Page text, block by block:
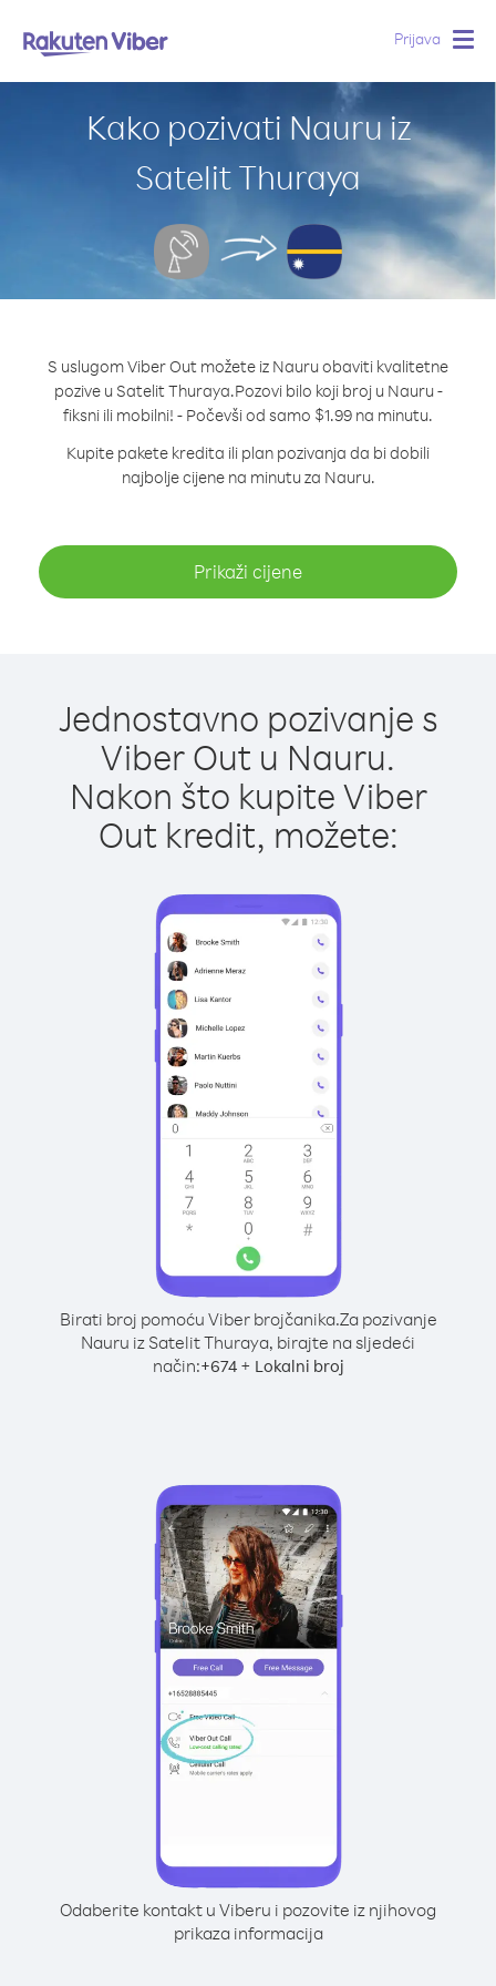
Prijava
Kako pozivati Nauru iz
Satelit Thuraya
S uslugom Viber Out možete iz Nauru obaviti kvalitetne
pozive u Satelit Thuraya.Pozovi bilo koji broj u Nauru -
fiksni ili mobilni! - Počevši od samo $1.99 na minutu.
Kupite pakete kredita ili plan pozivanja da bi dobili
najbolje cijene na minutu za Nauru.
Prikaži cijene
Jednostavno pozivanje s
Viber Out u Nauru.
Nakon što kupite Viber
Out kredit, možete:
Birati broj pomoću Viber brojčanika.Za pozivanje
Nauru iz Satelit Thuraya, birajte na sljedeći
način:+674+ Lokalni broj
Odaberite kontakt u Viberu i pozovite iz njihovog
prikaza informacija